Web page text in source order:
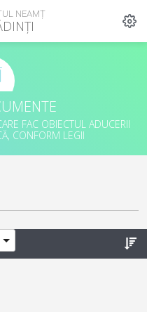
NEAMȚ
FAC OBIECTUL ADUCERII
CONFORM LEGII